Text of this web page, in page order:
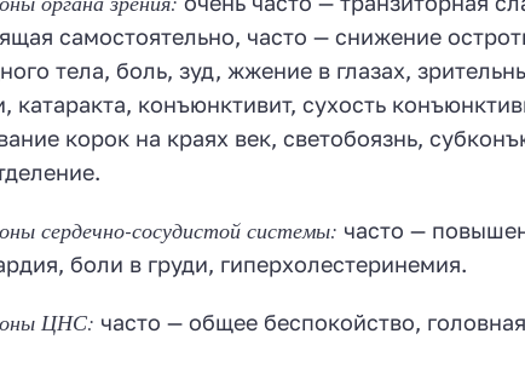
самостоятельно, часто — снижение
тела, боль, зуд, жжение в глазах,
катаракта, конъюнктивит, сухость
корок на краях век, светобоязнь,
сердечно-сосудистой системы: часто —
боли в груди, гиперхолестеринемия.
ЦНС: часто — общее беспокойство,